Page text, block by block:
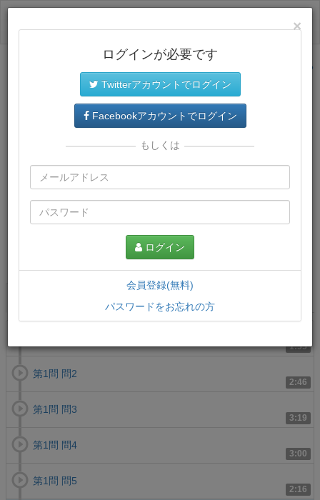
サイトトップに戻る
1:55
2:46
第1問 問2
3:19
第1問 問3
3:00
第1問 問4
2:16
第1問 問5
×
ログインが必要です
Twitterアカウントでログイン
Facebookアカウントでログイン
もしくは
ログイン
会員登録(無料)
パスワードをお忘れの方